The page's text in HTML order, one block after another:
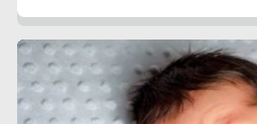
برنامه گسترده‌ای برای پاسخ به
داریمجدید علیه ایران را صادر کرد
متخلف مورد اصابت قرار گرفته و
تاریخی برای خلع سلاح کامل